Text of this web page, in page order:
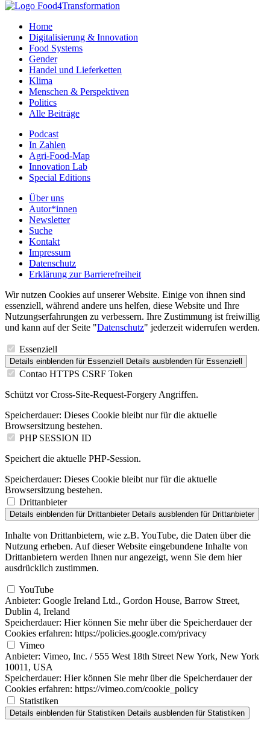
Home
Digitalisierung & Innovation
Food Systems
Gender
Handel und Lieferketten
Klima
Menschen & Perspektiven
Politics
Alle Beiträge
Podcast
In Zahlen
Agri-Food-Map
Innovation Lab
Special Editions
Über uns
Autor*innen
Newsletter
Suche
Kontakt
Impressum
Datenschutz
Erklärung zur Barrierefreiheit
Wir nutzen Cookies auf unserer Website. Einige von ihnen sind
essenziell, während andere uns helfen, diese Website und Ihre
Nutzungserfahrungen zu verbessern. Ihre Zustimmung ist freiwillig
und kann auf der Seite "Datenschutz" jederzeit widerrufen werden.
Essenziell
Details einblenden für Essenziell Details ausblenden für Essenziell
Contao HTTPS CSRF Token
Schützt vor Cross-Site-Request-Forgery Angriffen.
Speicherdauer: Dieses Cookie bleibt nur für die aktuelle
Browsersitzung bestehen.
PHP SESSION ID
Speichert die aktuelle PHP-Session.
Speicherdauer: Dieses Cookie bleibt nur für die aktuelle
Browsersitzung bestehen.
Drittanbieter
Details einblenden für Drittanbieter Details ausblenden für Drittanbieter
Inhalte von Drittanbietern, wie z.B. YouTube, die Daten über die
Nutzung erheben. Auf dieser Website eingebundene Inhalte von
Drittanbietern werden Ihnen nur angezeigt, wenn Sie dem hier
ausdrücklich zustimmen.
YouTube
Anbieter: Google Ireland Ltd., Gordon House, Barrow Street,
Dublin 4, Ireland
Speicherdauer: Hier können Sie mehr über die Speicherdauer der
Cookies erfahren: https://policies.google.com/privacy
Vimeo
Anbieter: Vimeo, Inc. / 555 West 18th Street New York, New York
10011, USA
Speicherdauer: Hier können Sie mehr über die Speicherdauer der
Cookies erfahren: https://vimeo.com/cookie_policy
Statistiken
Details einblenden für Statistiken Details ausblenden für Statistiken